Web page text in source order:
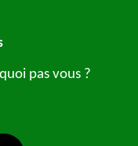
pas vous ?